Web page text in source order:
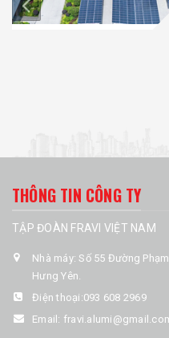
THÔNG TIN CÔNG TY
TẬP ĐOÀN FRAVI VIỆT NAM
Nhà máy: Số 55 Đường
Hưng Yên.
Điện thoại:093 608 2969
Email: